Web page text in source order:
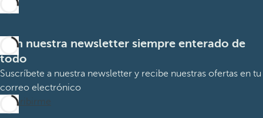
Con nuestra newsletter siempre enterado de
todo
Suscríbete a nuestra newsletter y recibe nuestras ofertas en tu
correo electrónico
Suscribirme